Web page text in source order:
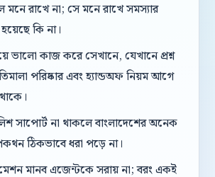
মনে রাখে না; সে মনে রাখে সমস্যার
কি না।
ভালো কাজ করে সেখানে, যেখানে প্রশ্ন
পরিষ্কার এবং হ্যান্ডঅফ নিয়ম আগে
সাপোর্ট না থাকলে বাংলাদেশের অনেক
ঠিকভাবে ধরা পড়ে না।
মানব এজেন্টকে সরায় না; বরং একই